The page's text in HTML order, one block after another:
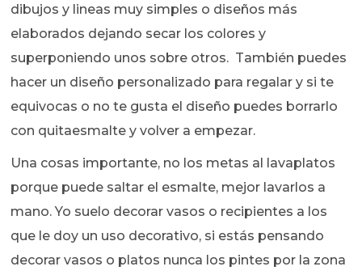
dibujos y lineas muy simples o diseños más
elaborados dejando secar los colores y
superponiendo unos sobre otros. También puedes
hacer un diseño personalizado para regalar y si te
equivocas o no te gusta el diseño puedes borrarlo
con quitaesmalte y volver a empezar.
Una cosas importante, no los metas al lavaplatos
porque puede saltar el esmalte, mejor lavarlos a
mano. Yo suelo decorar vasos o recipientes a los
que le doy un uso decorativo, si estás pensando
decorar vasos o platos nunca los pintes por la zona